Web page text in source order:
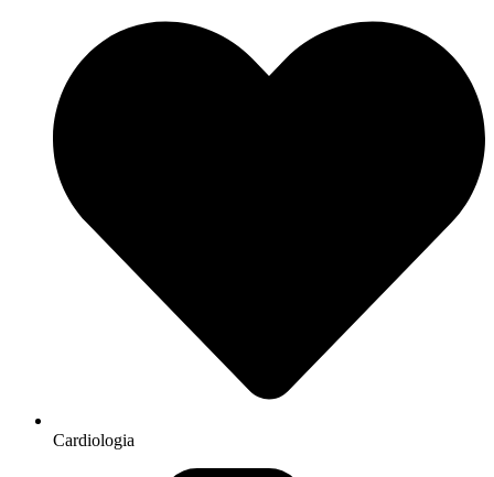
Cardiologia